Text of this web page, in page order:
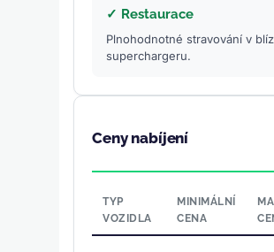
✓ Restaurace
Plnohodnotné stravování v
superchargeru.
Ceny nabíjení
TYP
VOZIDLA
MINIMÁLNÍ
CENA